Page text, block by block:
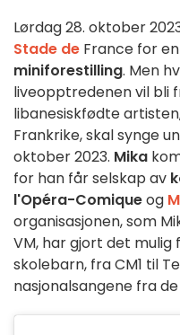
Lørdag 28. oktober
Stade de France for en
miniforestilling. Men
liveopptredenen vil bli
libanesiskfødte
Frankrike, skal synge
oktober 2023. Mika
for han får selskap av
l'Opéra-Comiqueog
organisasjonen, som
VM, har gjort det
skolebarn, fra CM1 til
nasjonalsangene fra